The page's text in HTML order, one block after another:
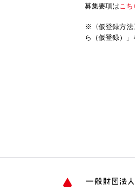
募集要項はこち
※〈仮登録方法
ら（仮登録）